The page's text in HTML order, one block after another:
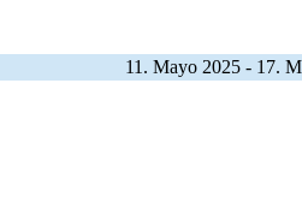
11. Mayo 2025 - 17.